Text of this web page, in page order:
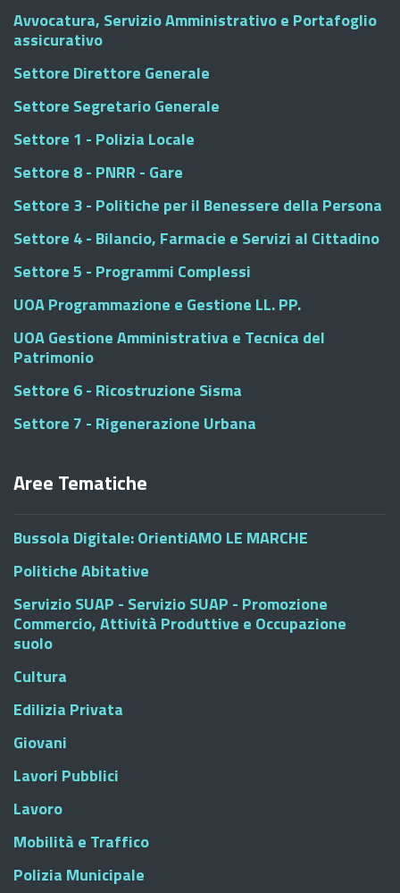
Avvocatura, Servizio Amministrativo e Portafoglio
assicurativo
Settore Direttore Generale
Settore Segretario Generale
Settore 1 - Polizia Locale
Settore 8 - PNRR - Gare
Settore 3 - Politiche per il Benessere della Persona
Settore 4 - Bilancio, Farmacie e Servizi al Cittadino
Settore 5 - Programmi Complessi
UOA Programmazione e Gestione LL. PP.
UOA Gestione Amministrativa e Tecnica del
Patrimonio
Settore 6 - Ricostruzione Sisma
Settore 7 - Rigenerazione Urbana
Aree Tematiche
Bussola Digitale: OrientiAMO LE MARCHE
Politiche Abitative
Servizio SUAP - Servizio SUAP - Promozione
Commercio, Attività Produttive e Occupazione
suolo
Cultura
Edilizia Privata
Giovani
Lavori Pubblici
Lavoro
Mobilità e Traffico
Polizia Municipale